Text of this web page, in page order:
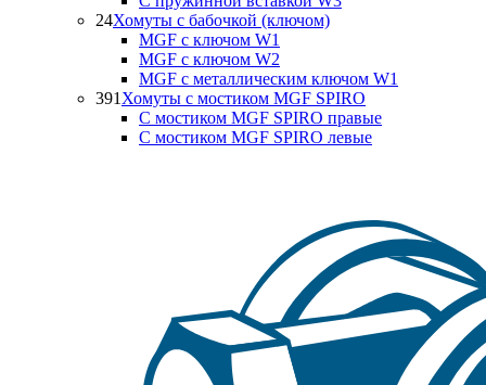
24Хомуты с бабочкой (ключом)
MGF с ключом W1
MGF с ключом W2
MGF с металлическим ключом W1
391 Хомуты с мостиком MGF SPIRO
С мостиком MGF SPIRO правые
С мостиком MGF SPIRO левые